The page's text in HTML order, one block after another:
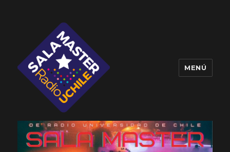
Sala Master
MENÚ